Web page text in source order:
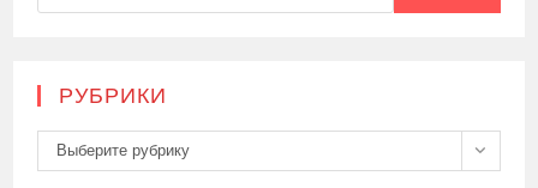
РУБРИКИ
Рубрики
Выберите рубрику